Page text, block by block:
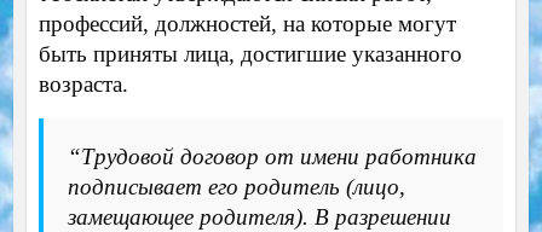
профессий, должностей, на которые могут
быть приняты лица, достигшие указанного
возраста.
“Трудовой договор от имени работника
подписывает его родитель (лицо,
замещающее родителя). В разрешении